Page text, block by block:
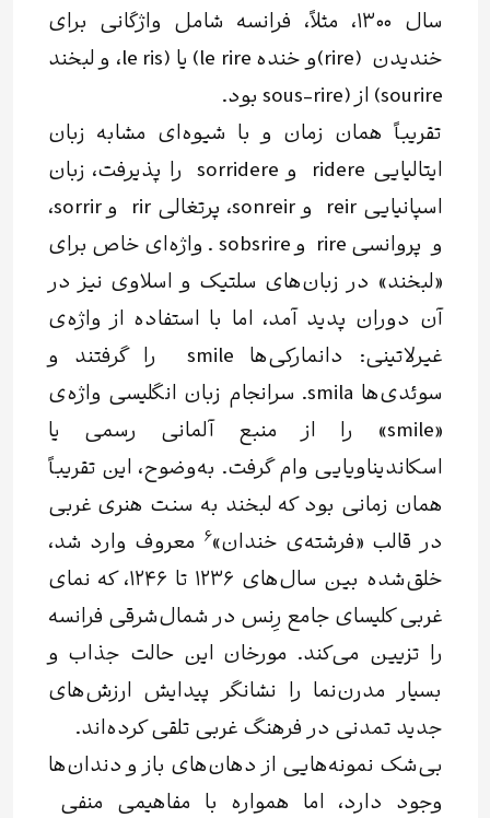
سال ۱۳۰۰، مثلاً، فرانسه شامل واژگانی برای
خندیدن (rire)و خنده le rire) یا (le ris، و لبخند
sourire) از (sous-rire بود.
تقریباً همان زمان و با شیوه‌ای مشابه زبان
ایتالیایی ridere و sorridere را پذیرفت، زبان
اسپانیایی reir و sonreir، پرتغالی rir و sorrir،
و پروانسی rire و sobsrire . واژه‌ای خاص برای
«لبخند» در زبان‌های سلتیک و اسلاوی نیز در
آن دوران پدید آمد، اما با استفاده از واژه‌‌ی
غیرلاتینی: دانمارکی‌ها smile را گرفتند و
سوئدی‌ها smila. سرانجام زبان انگلیسی واژه‌ی
«smile» را از منبع آلمانی‌ رسمی یا
اسکاندیناویایی وام گرفت. به‌وضوح، این تقریباً
همان زمانی بود که لبخند به سنت هنری غربی
در قالب «فرشته‌ی خندان»6 معروف وارد شد،
خلق‌شده بین سال‌های ۱۲۳۶ تا ۱۲۴۶، که نمای
غربی کلیسای جامع رِنس در شمال‌شرقی فرانسه
را تزیین می‌کند. مورخان این حالت جذاب و
بسیار مدرن‌نما را نشانگر پیدایش ارزش‌های
جدید تمدنی در فرهنگ غربی تلقی کرده‌اند.
بی‌شک نمونه‌هایی از دهان‌های باز و دندان‌ها
وجود دارد، اما همواره با مفاهیمی منفی